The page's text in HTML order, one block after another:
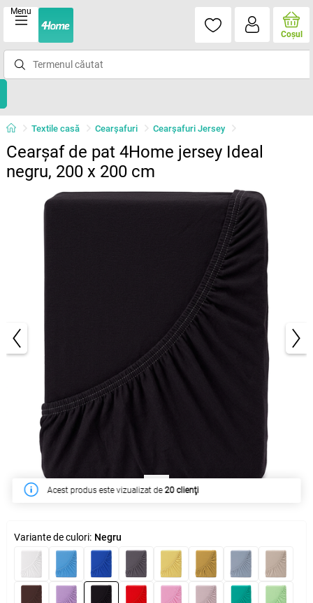
Menu
Coşul
Textile casă Cearșafuri Cearșafuri Jersey
Cearșaf de pat 4Home jersey Ideal
negru, 200 x 200 cm
În săptămâna acesta a fost cumpărat de310 clienţi
Variante de culori: Negru